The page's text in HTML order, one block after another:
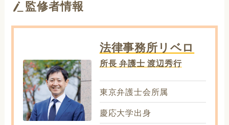
監修者情報
法律事務所リベロ
所長 弁護士 渡辺秀行
東京弁護士会所属
慶応大学出身